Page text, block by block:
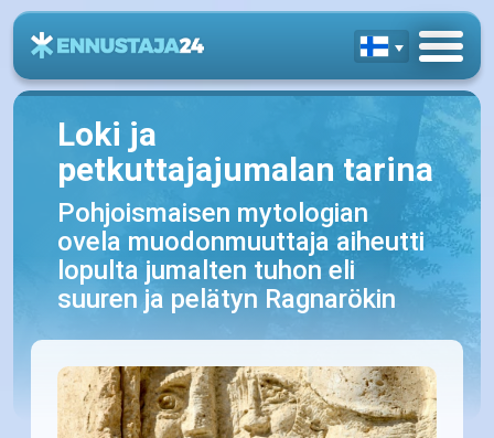
Loki ja
petkuttajajumalan tarina
Pohjoismaisen mytologian
ovela muodonmuuttaja aiheutti
lopulta jumalten tuhon eli
suuren ja pelätyn Ragnarökin